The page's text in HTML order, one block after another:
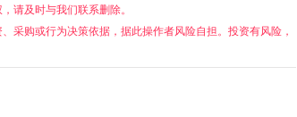
请及时与我们联系删除。
采购或行为决策依据，据此操作者风险自担。投资有风险，